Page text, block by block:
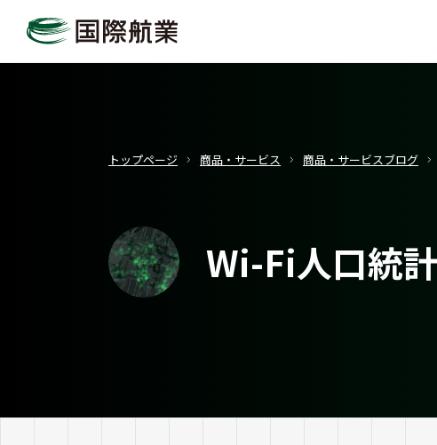
トップページ 商品・サービス 商品・サービスブログ
Wi-Fi人口統